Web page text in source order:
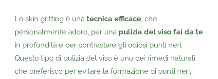
Lo skin gritting è una tecnica efficace , che
personalmente adoro, per una pulizia del viso fai da te
in profondità e per contrastare gli odiosi punti neri.
Questo tipo di pulizia del viso è uno dei rimedi naturali
che preferisco per evitare la formazione di punti neri,